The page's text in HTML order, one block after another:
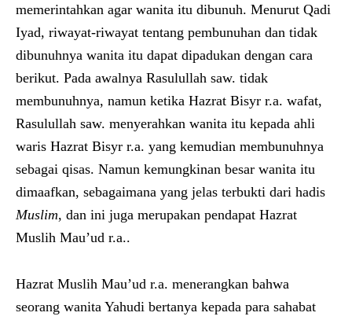
memerintahkan agar wanita itu dibunuh. Menurut Qadi
Iyad, riwayat-riwayat tentang pembunuhan dan tidak
dibunuhnya wanita itu dapat dipadukan dengan cara
berikut. Pada awalnya Rasulullah saw. tidak
membunuhnya, namun ketika Hazrat Bisyr r.a. wafat,
Rasulullah saw. menyerahkan wanita itu kepada ahli
waris Hazrat Bisyr r.a. yang kemudian membunuhnya
sebagai qisas. Namun kemungkinan besar wanita itu
dimaafkan, sebagaimana yang jelas terbukti dari hadis
Muslim, dan ini juga merupakan pendapat Hazrat
Muslih Mau’ud r.a..
Hazrat Muslih Mau’ud r.a. menerangkan bahwa
seorang wanita Yahudi bertanya kepada para sahabat